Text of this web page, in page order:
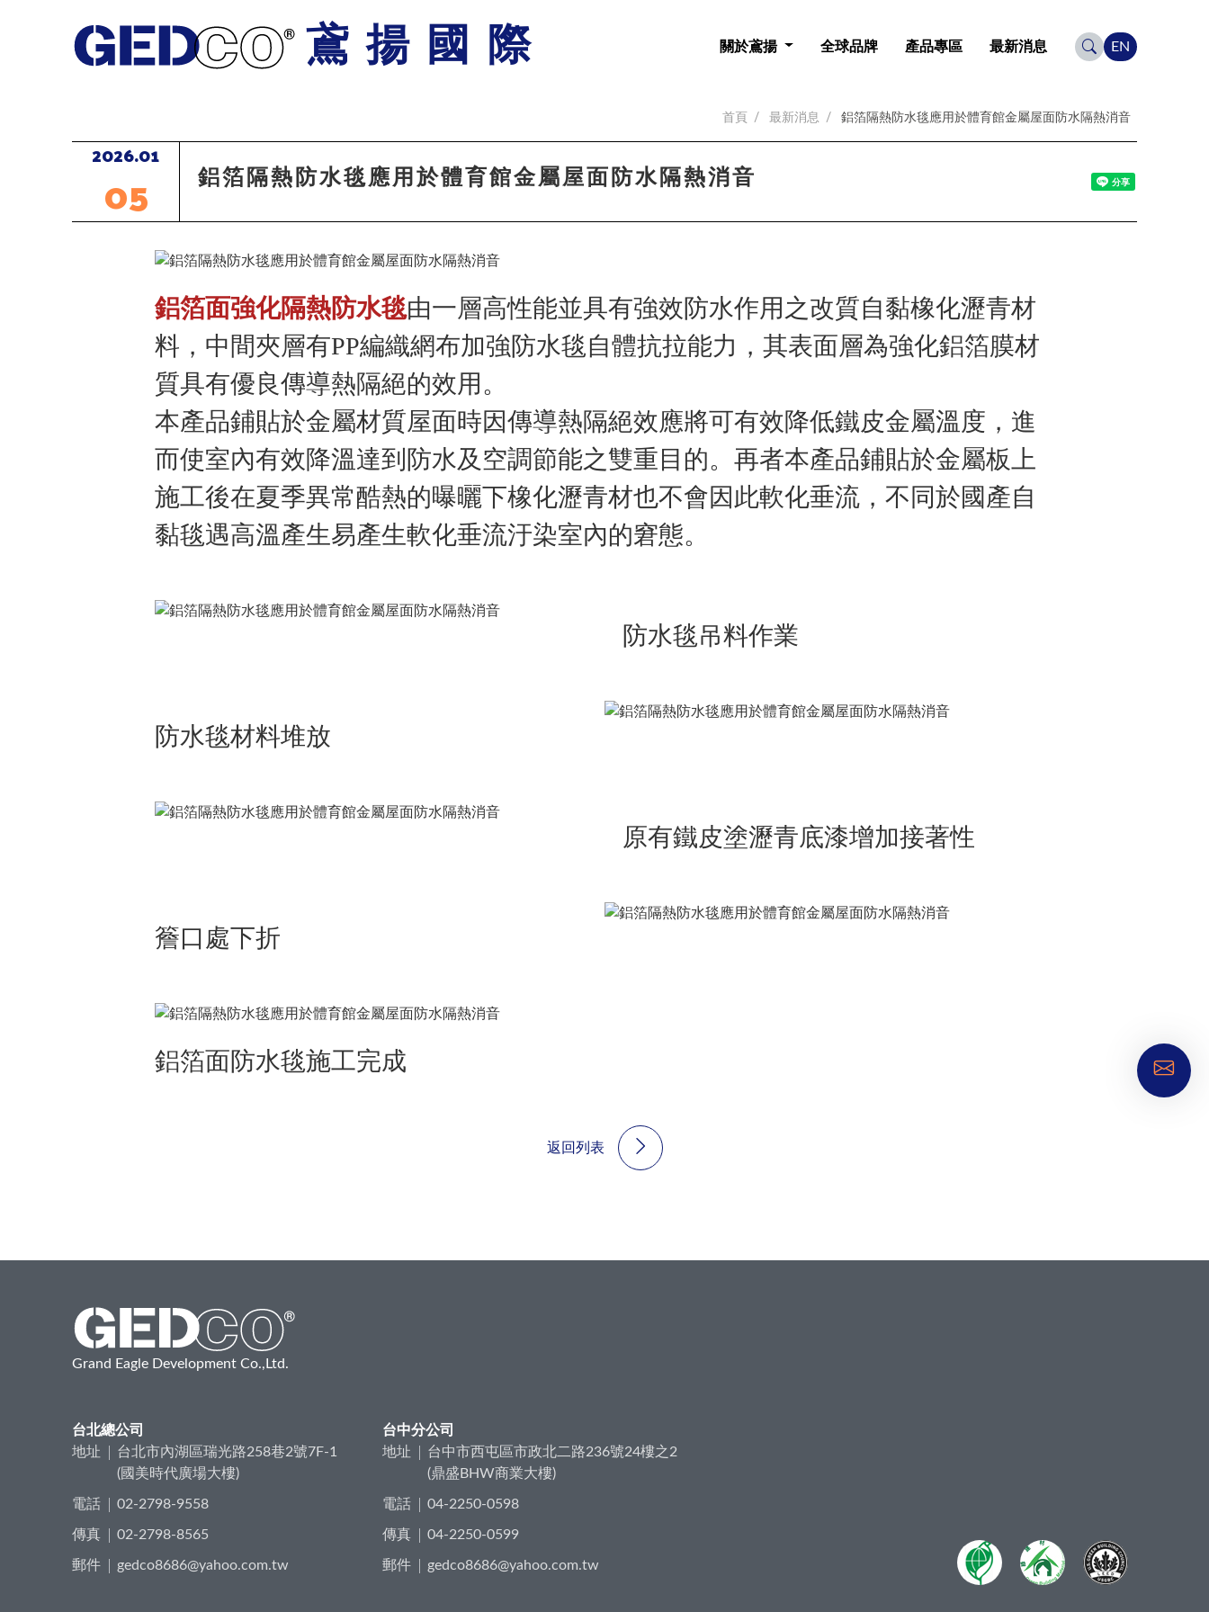
鳶揚國際 關於鳶揚 全球品牌 產品專區 最新消息 EN
首頁 最新消息 鋁箔隔熱防水毯應用於體育館金屬屋面防水隔熱消音
2026.01
05 鋁箔隔熱防水毯應用於體育館金屬屋面防水隔熱消音
鋁箔面強化隔熱防水毯由一層高性能並具有強效防水作用之改質自黏橡化瀝青材
料，中間夾層有PP編織網布加強防水毯自體抗拉能力，其表面層為強化鋁箔膜材
質具有優良傳導熱隔絕的效用。
本產品鋪貼於金屬材質屋面時因傳導熱隔絕效應將可有效降低鐵皮金屬溫度，進
而使室內有效降溫達到防水及空調節能之雙重目的。再者本產品鋪貼於金屬板上
施工後在夏季異常酷熱的曝曬下橡化瀝青材也不會因此軟化垂流，不同於國產自
黏毯遇高溫產生易產生軟化垂流汙染室內的窘態。
防水毯吊料作業
防水毯材料堆放
原有鐵皮塗瀝青底漆增加接著性
簷口處下折
鋁箔面防水毯施工完成
返回列表
Grand Eagle Development Co.,Ltd.
台北總公司
地址
台北市內湖區瑞光路258巷2號7F-1
(國美時代廣場大樓)
電話 02-2798-9558
傳真 02-2798-8565
郵件 gedco8686@yahoo.com.tw
台中分公司
地址
台中市西屯區市政北二路236號24樓之2
(鼎盛BHW商業大樓)
電話 04-2250-0598
傳真 04-2250-0599
郵件 gedco8686@yahoo.com.tw